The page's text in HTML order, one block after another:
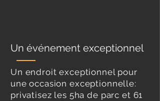
Un événement exceptionnel
Un endroit exceptionnel pour
une occasion exceptionnelle:
privatisez les 5ha de parc et 61